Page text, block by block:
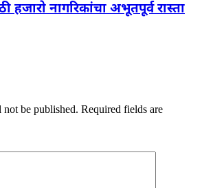
हजारो नागरिकांचा अभूतपूर्व रास्ता
be published. Required fields are